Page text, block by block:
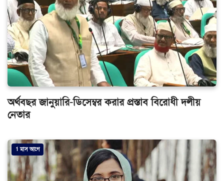
অর্থবছর জানুয়ারি-ডিসেম্বর করার প্রস্তাব বিরোধী দলীয়
নেতার
1 মাস আগে